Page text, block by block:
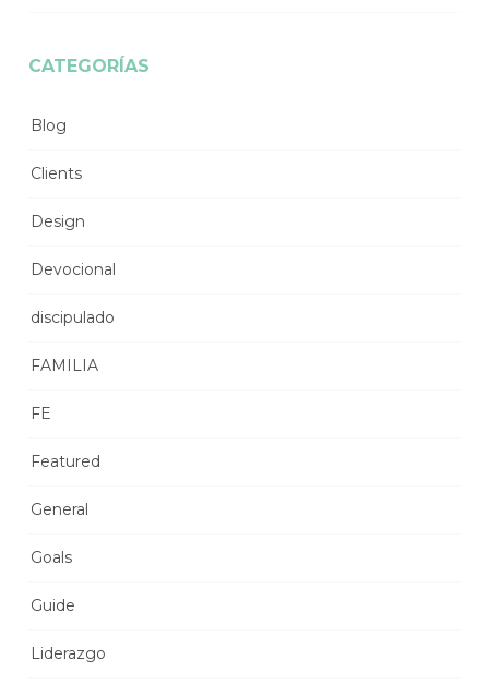
CATEGORÍAS
Blog
Clients
Design
Devocional
discipulado
FAMILIA
FE
Featured
General
Goals
Guide
Liderazgo